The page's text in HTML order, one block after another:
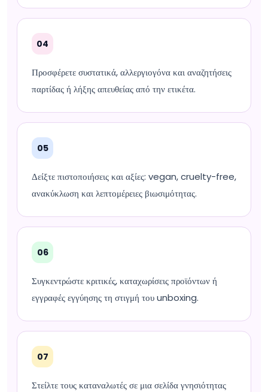
04
Προσφέρετε συστατικά, αλλεργιογόνα και αναζητήσεις
παρτίδας ή λήξης απευθείας από την ετικέτα.
05
Δείξτε πιστοποιήσεις και αξίες: vegan, cruelty-free,
ανακύκλωση και λεπτομέρειες βιωσιμότητας.
06
Συγκεντρώστε κριτικές, καταχωρίσεις προϊόντων ή
εγγραφές εγγύησης τη στιγμή του unboxing.
07
Στείλτε τους καταναλωτές σε μια σελίδα γνησιότητας